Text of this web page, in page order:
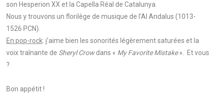
son Hesperion XX et la Capella Réal de Catalunya.
Nous y trouvons un florilège de musique de l’Al Andalus (1013-
1526 PCN).
En pop-rock: j’aime bien les sonorités légèrement saturées et la
voix traînante de Sheryl Crowdans « My Favorite Mistake». Et vous
?
Bon appétit !